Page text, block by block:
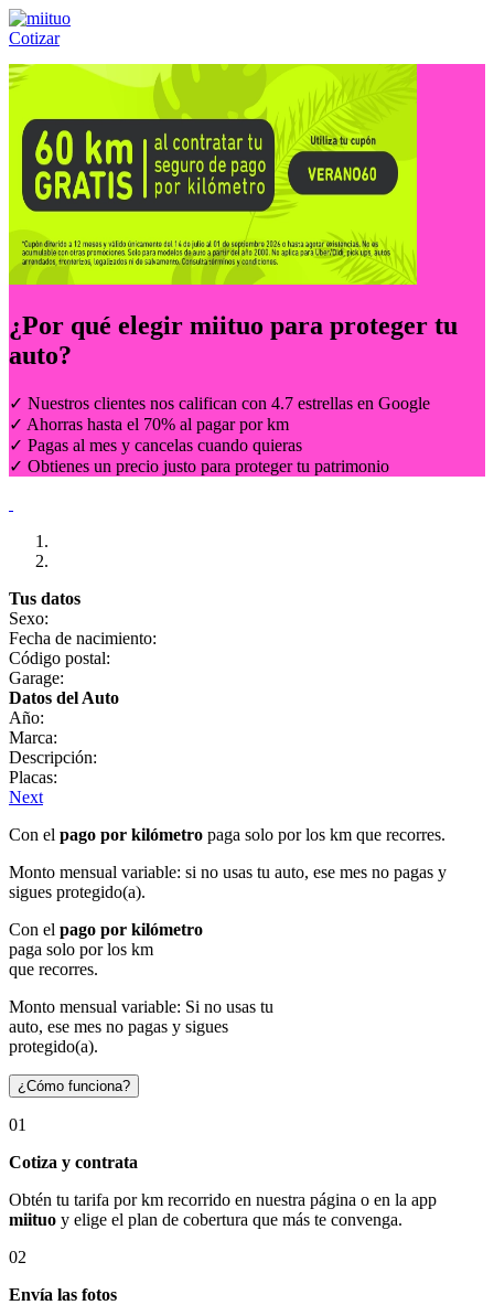
Cotizar
Llámanos al:(55) 84-21-05-00 ó
¿Por qué elegir miituo para proteger tu
auto?
✓ Nuestros clientes nos califican con 4.7 estrellas en Google
✓ Ahorras hasta el 70% al pagar por km
✓ Pagas al mes y cancelas cuando quieras
✓ Obtienes un precio justo para proteger tu patrimonio
Tus datos
Sexo:
Fecha de nacimiento:
Código postal:
Garage:
Datos del Auto
Año:
Marca:
Descripción:
Placas:
Next
Con el pago por kilómetro paga solo por los km que recorres.
Monto mensual variable: si no usas tu auto, ese mes no pagas y
sigues protegido(a).
Con el pago por kilómetro
paga solo por los km
que recorres.
Monto mensual variable: Si no usas tu
auto, ese mes no pagas y sigues
protegido(a).
¿Cómo funciona?
01
Cotiza y contrata
Obtén tu tarifa por km recorrido en nuestra página o en la app
miituo y elige el plan de cobertura que más te convenga.
02
Envía las fotos